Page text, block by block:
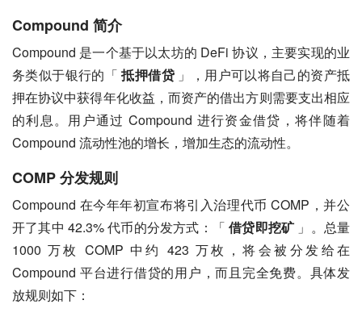
Compound 简介
Compound 是一个基于以太坊的 DeFi 协议，主要实现的业
务类似于银行的「 抵押借贷 」，用户可以将自己的资产抵
押在协议中获得年化收益，而资产的借出方则需要支出相应
的利息。用户通过 Compound 进行资金借贷，将伴随着
Compound 流动性池的增长，增加生态的流动性。
COMP 分发规则
Compound 在今年年初宣布将引入治理代币 COMP，并公
开了其中 42.3% 代币的分发方式：「 借贷即挖矿 」。总量
1000 万枚 COMP 中约 423 万枚，将会被分发给在
Compound 平台进行借贷的用户，而且完全免费。具体发
放规则如下：